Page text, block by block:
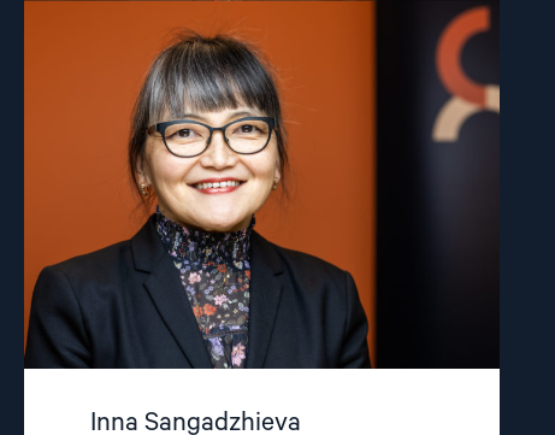
Inna Sangadzhieva
"Inna
Sangadzhieva"